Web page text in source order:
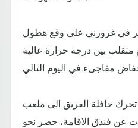
في غروزني على وقع هطول
بين درجة حرارة عالية
حافلة الفريق الى ملعب
عن فندق الاقامة، حضر نحو